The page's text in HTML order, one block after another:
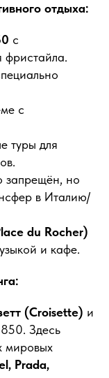
отдыха:
с
фристайла.
с
туры для
но
в Италию/
du Rocher)
и кафе.
(Croisette) и
Здесь
мировых
Prada,